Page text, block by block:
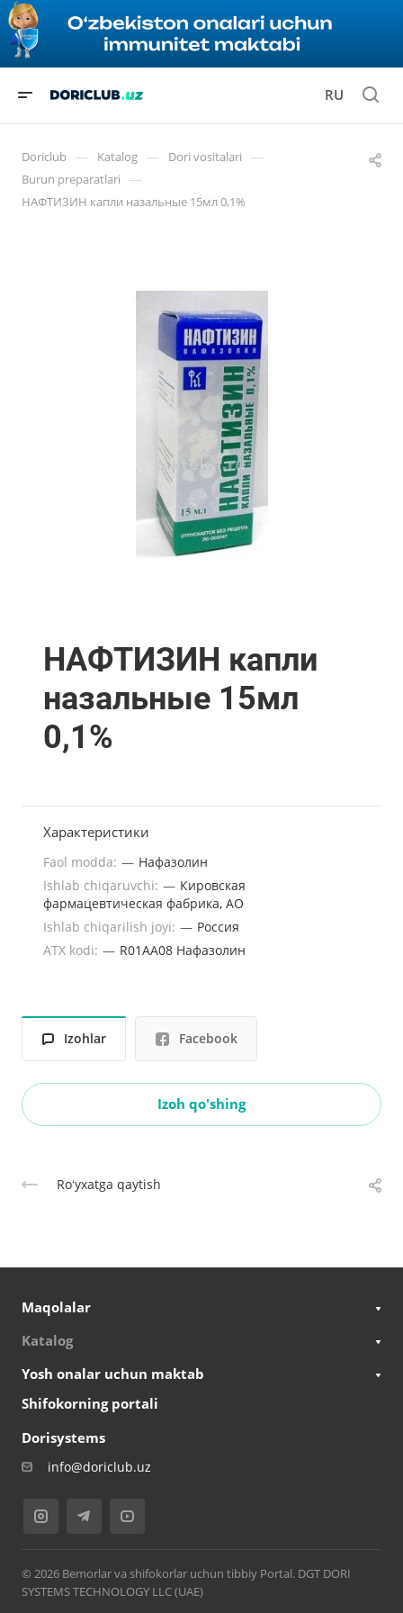
RU
Doriclub — Katalog — Dori vositalari —
Burun preparatlari —
НАФТИЗИН капли назальные 15мл 0,1%
НАФТИЗИН капли
назальные 15мл
0,1%
Характеристики
Faol modda: — Нафазолин
Ishlab chiqaruvchi: — Кировская
фармацевтическая фабрика, АО
Ishlab chiqarilish joyi: — Россия
ATX kodi: — R01AA08 Нафазолин
Izohlar Facebook
Izoh qo'shing
Roʻyxatga qaytish
Maqolalar
Katalog
Yosh onalar uchun maktab
Shifokorning portali
Dorisystems
info@doriclub.uz
© 2026 Bemorlar va shifokorlar uchun tibbiy Portal. DGT DORI
SYSTEMS TECHNOLOGY LLC (UAE)